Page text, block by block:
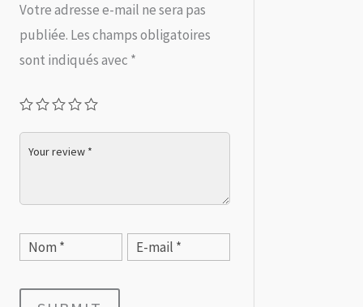
Votre adresse e-mail ne sera pas
publiée. Les champs obligatoires
sont indiqués avec *